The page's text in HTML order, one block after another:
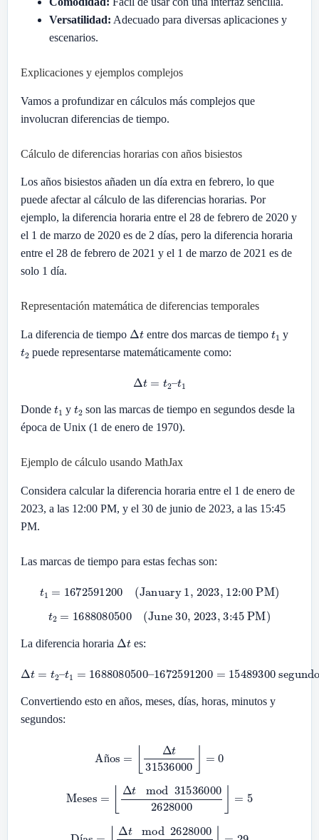
Versatilidad: Adecuado para diversas aplicaciones y
escenarios.
Explicaciones y ejemplos complejos
Vamos a profundizar en cálculos más complejos que
involucran diferencias de tiempo.
Cálculo de diferencias horarias con años bisiestos
Los años bisiestos añaden un día extra en febrero, lo que
puede afectar al cálculo de las diferencias horarias. Por
ejemplo, la diferencia horaria entre el 28 de febrero de 2020 y
el 1 de marzo de 2020 es de 2 días, pero la diferencia horaria
entre el 28 de febrero de 2021 y el 1 de marzo de 2021 es de
solo 1 día.
Representación matemática de diferencias temporales
La diferencia de tiempo Δ entre dos marcas de tiempo t1 y
t puede representarse matemáticamente como:
Δt 2– 1
Donde t y t2 son las marcas de tiempo en segundos desde la
época de Unix (1 de enero de 1970).
Ejemplo de cálculo usando MathJax
Considera calcular la diferencia horaria entre el 1 de enero de
2023, a las 12:00 PM, y el 30 de junio de 2023, a las 15:45
PM.
Las marcas de tiempo para estas fechas son:
1672591200
(January 1, 2023, 12:00 PM)
1688080500 (June 30, 2023, 3:45 PM)
La diferencia horaria Δ es:
Δt=t2–t1= 1688080500
1672591200=15489300 segundos
Convertiendo esto en años, meses, días, horas, minutos y
segundos:
ñ
Δ 31536000
t mod 315360002628000
Δ mod 262800086400